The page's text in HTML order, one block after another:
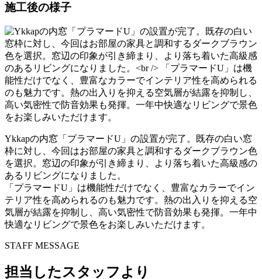
施工後の様子
Ykkapの内窓「プラマードU」の設置が完了。既存の白い窓
枠に対し、今回はお部屋の家具と調和するダークブラウン色
を選択。窓辺の印象が引き締まり、より落ち着いた高級感の
あるリビングになりました。
「プラマードU」は機能性だけでなく、豊富なカラーでイン
テリア性を高められるのも魅力です。熱の出入りを抑える空
気層が結露を抑制し、高い気密性で防音効果も発揮。一年中
快適なリビングで景色をお楽しみいただけます。
STAFF MESSAGE
担当したスタッフより